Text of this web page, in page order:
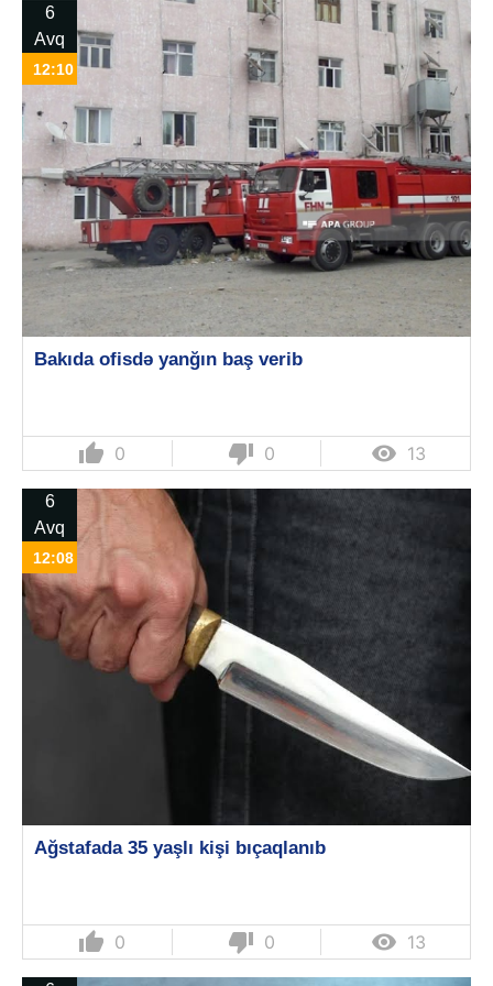
6
Avq
12:10
Bakıda ofisdə yanğın baş verib
thumb_up 0 thumb_down 0  13
6
Avq
12:08
Ağstafada 35 yaşlı kişi bıçaqlanıb
thumb_up 0 thumb_down 0  13